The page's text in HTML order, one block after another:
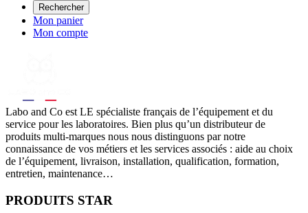
Rechercher
Mon panier
Mon compte
Labo and Co est LE spécialiste français de l’équipement et du
service pour les laboratoires. Bien plus qu’un distributeur de
produits multi-marques nous nous distinguons par notre
connaissance de vos métiers et les services associés : aide au choix
de l’équipement, livraison, installation, qualification, formation,
entretien, maintenance…
PRODUITS STAR